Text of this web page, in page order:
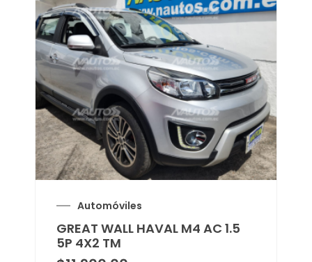
Automóviles
GREAT WALL HAVAL M4 AC 1.5
5P 4X2 TM